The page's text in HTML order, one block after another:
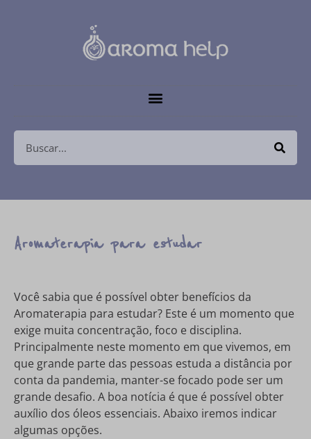
Aromaterapia para estudar
Você sabia que é possível obter benefícios da
Aromaterapia para estudar? Este é um momento que
exige muita concentração, foco e disciplina.
Principalmente neste momento em que vivemos, em
que grande parte das pessoas estuda a distância por
conta da pandemia, manter-se focado pode ser um
grande desafio. A boa notícia é que é possível obter
auxílio dos óleos essenciais. Abaixo iremos indicar
algumas opções.